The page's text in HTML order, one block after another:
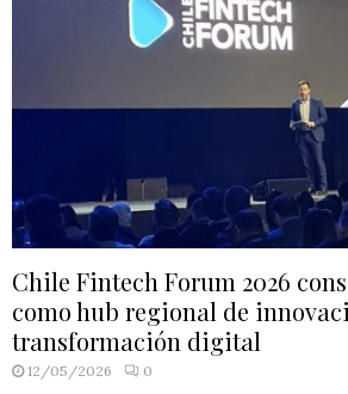
Chile Fintech Forum 2026
como hub regional de
transformación digital
12/05/2026 0